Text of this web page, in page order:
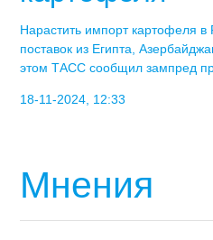
Нарастить импорт картофеля
поставок из Египта,
этом ТАСС сообщил зампред
18-11-2024, 12:33
Мнения